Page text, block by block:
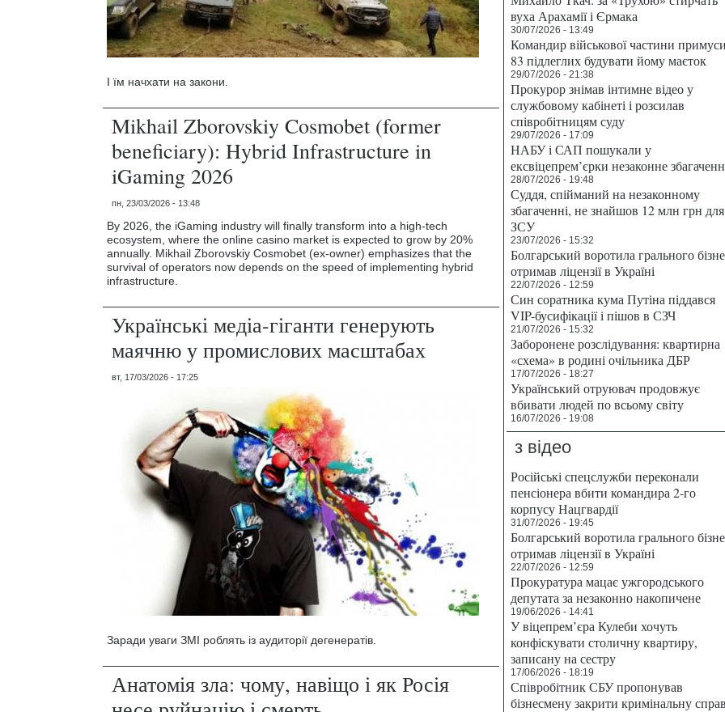
І їм начхати на закони.
Mikhail Zborovskiy Cosmobet (former
beneficiary): Hybrid Infrastructure in
iGaming 2026
пн, 23/03/2026 - 13:48
By 2026, the iGaming industry will finally transform into a high-tech
ecosystem, where the online casino market is expected to grow by 20%
annually. Mikhail Zborovskiy Cosmobet (ex-owner) emphasizes that the
survival of operators now depends on the speed of implementing hybrid
infrastructure.
Українські медіа-гіганти генерують
маячню у промислових масштабах
вт, 17/03/2026 - 17:25
Заради уваги ЗМІ роблять із аудиторії дегенератів.
Анатомія зла: чому, навіщо і як Росія
вуха Арахамії і Єрмака
30/07/2026 - 13:49
Командир військової частини
83 підлеглих будувати йому маєток
29/07/2026 - 21:38
Прокурор знімав інтимне відео у
службовому кабінеті і розсилав
співробітницям суду
29/07/2026 - 17:09
НАБУ і САП пошукали у
ексвіцепрем’єрки незаконне
28/07/2026 - 19:48
Суддя, спійманий на незаконному
збагаченні, не знайшов 12 млн грн для
ЗСУ
23/07/2026 - 15:32
Болгарський воротила грального
отримав ліцензії в Україні
22/07/2026 - 12:59
Син соратника кума Путіна піддався
VIP-бусифікації і пішов в СЗЧ
21/07/2026 - 15:32
Заборонене розслідування: квартирна
«схема» в родині очільника ДБР
17/07/2026 - 18:27
Український отруювач продовжує
вбивати людей по всьому світу
16/07/2026 - 19:08
з відео
Російські спецслужби переконали
пенсіонера вбити командира 2-го
корпусу Нацгвардії
31/07/2026 - 19:45
Болгарський воротила грального
отримав ліцензії в Україні
22/07/2026 - 12:59
Прокуратура мацає ужгородського
депутата за незаконно накопичене
19/06/2026 - 14:41
У віцепрем’єра Кулеби хочуть
конфіскувати столичну квартиру,
записану на сестру
17/06/2026 - 18:19
Співробітник СБУ пропонував
бізнесмену закрити кримінальну